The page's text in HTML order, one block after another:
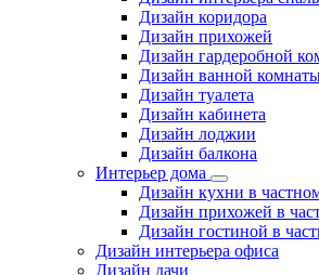
Дизайн коридора
Дизайн прихожей
Дизайн гардеробной
Дизайн ванной
Дизайн туалета
Дизайн кабинета
Дизайн лоджии
Дизайн балкона
Интерьер дома
Дизайн кухни в
Дизайн прихожей в
Дизайн гостиной в
Дизайн интерьера офиса
Дизайн дачи